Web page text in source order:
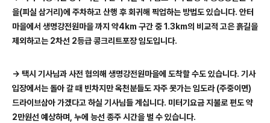
을(피실 삼거리)에 주차하고 산행 후 회귀해 픽업하는 방법도 있습니다. 안터
마을에서 생명강전원마을 까지 약4km 구간 중1.3km의 비교적 고은 흙길을
제외하고는 2차선 2등급 콩크리트포장 임도입니다.
→ 택시 기사님과 사전 협의해 생명강전원마을에 도착할 수도 있습니다. 기사
입장에서는 돌아 갈 때 빈차지만옥천분들도 자주 못가는 임도라(주중이면)
드라이브삼아 가겠다고 하실 기사님들 계십니다. 미터기요금 지불로 편도 약
2만원선 예상하며, 누에 능선 종주 시간을 벌 수 있습니다.